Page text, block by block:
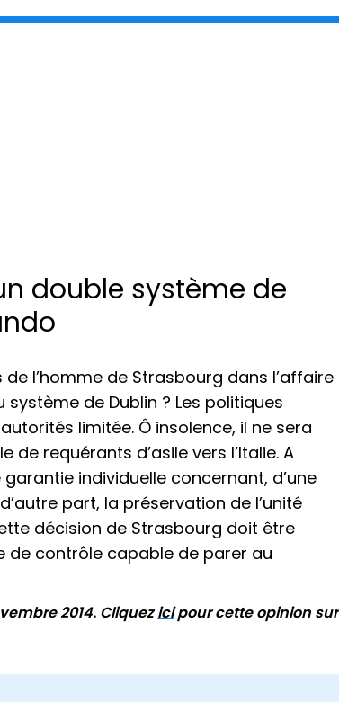
double système de
l’homme de Strasbourg dans l’affaire
de Dublin ? Les politiques
limitée. Ô insolence, il ne sera
requérants d’asile vers l’Italie. A
individuelle concernant, d’une
part, la préservation de l’unité
décision de Strasbourg doit être
de contrôle capable de parer au
2014. Cliquezicipour cette opinion sur